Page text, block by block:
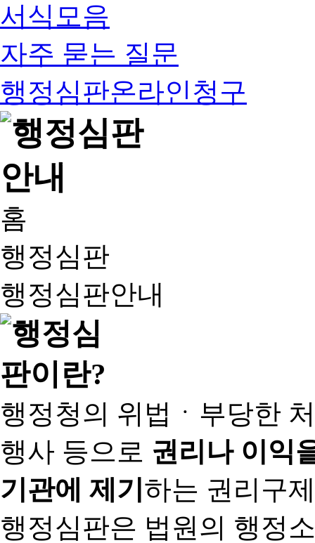
서식모음
자주 묻는 질문
행정심판온라인청구
홈
행정심판
행정심판안내
행정청의 위법ㆍ부당한
행사 등으로 권리나 이익
기관에 제기하는 권리구
행정심판은 법원의 행정